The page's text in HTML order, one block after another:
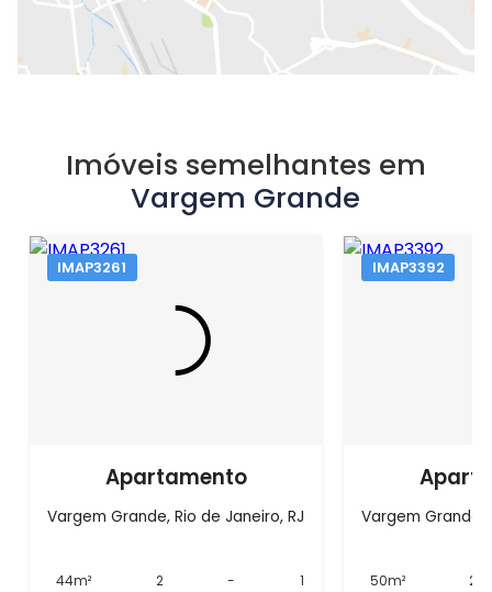
Imóveis semelhantes em
Vargem Grande
IMAP3261
Apartamento
Vargem Grande, Rio de Janeiro, RJ
44m² 2 - 1
IMAP3392
Vargem Grande,
50m² 2